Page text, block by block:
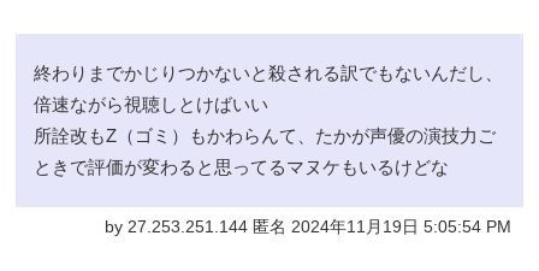
終わりまでかじりつかないと殺される訳でもないんだし、
倍速ながら視聴しとけばいい
所詮改もZ（ゴミ）もかわらんて、たかが声優の演技力ご
ときで評価が変わると思ってるマヌケもいるけどな
by 27.253.251.144 匿名 2024年11月19日 5:05:54 PM